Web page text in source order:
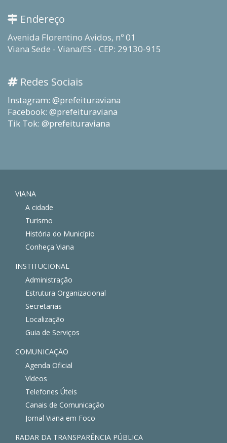
Endereço
Avenida Florentino Avidos, nº 01
Viana Sede - Viana/ES - CEP: 29130-915
Redes Sociais
Instagram: @prefeituraviana
Facebook: @prefeituraviana
Tik Tok: @prefeituraviana
VIANA
A cidade
Turismo
História do Município
Conheça Viana
INSTITUCIONAL
Administração
Estrutura Organizacional
Secretarias
Localização
Guia de Serviços
COMUNICAÇÃO
Agenda Oficial
Vídeos
Telefones Úteis
Canais de Comunicação
Jornal Viana em Foco
RADAR DA TRANSPARÊNCIA PÚBLICA